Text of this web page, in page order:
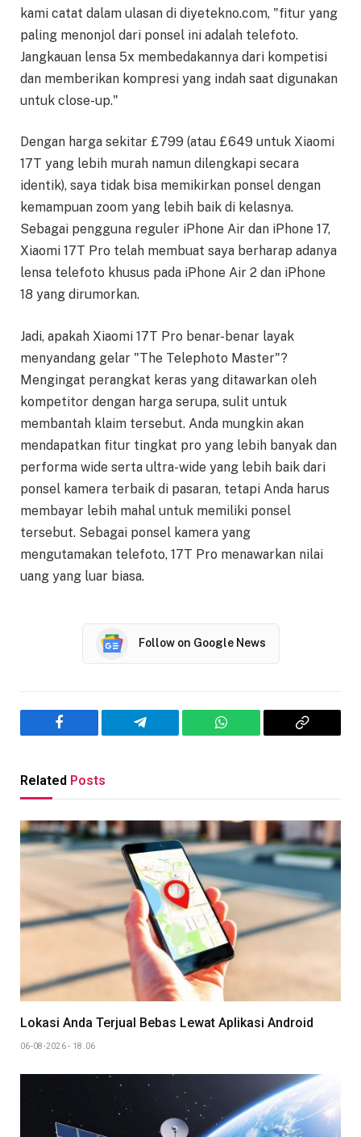
kami catat dalam ulasan di diyetekno.com, "fitur yang
paling menonjol dari ponsel ini adalah telefoto.
Jangkauan lensa 5x membedakannya dari kompetisi
dan memberikan kompresi yang indah saat digunakan
untuk close-up."
Dengan harga sekitar £799 (atau £649 untuk Xiaomi
17T yang lebih murah namun dilengkapi secara
identik), saya tidak bisa memikirkan ponsel dengan
kemampuan zoom yang lebih baik di kelasnya.
Sebagai pengguna reguler iPhone Air dan iPhone 17,
Xiaomi 17T Pro telah membuat saya berharap adanya
lensa telefoto khusus pada iPhone Air 2 dan iPhone
18 yang dirumorkan.
Jadi, apakah Xiaomi 17T Pro benar-benar layak
menyandang gelar "The Telephoto Master"?
Mengingat perangkat keras yang ditawarkan oleh
kompetitor dengan harga serupa, sulit untuk
membantah klaim tersebut. Anda mungkin akan
mendapatkan fitur tingkat pro yang lebih banyak dan
performa wide serta ultra-wide yang lebih baik dari
ponsel kamera terbaik di pasaran, tetapi Anda harus
membayar lebih mahal untuk memiliki ponsel
tersebut. Sebagai ponsel kamera yang
mengutamakan telefoto, 17T Pro menawarkan nilai
uang yang luar biasa.
Follow on Google News
Facebook Telegram WhatsApp
Copy
Related Posts
Lokasi Anda Terjual Bebas Lewat Aplikasi Android
06-08-2026 - 18.06